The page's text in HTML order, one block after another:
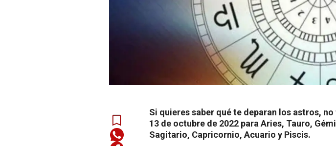
Si quieres saber qué te deparan los astros,
13 de octubre de 2022 para Aries, Tauro,
Sagitario, Capricornio, Acuario y Piscis.